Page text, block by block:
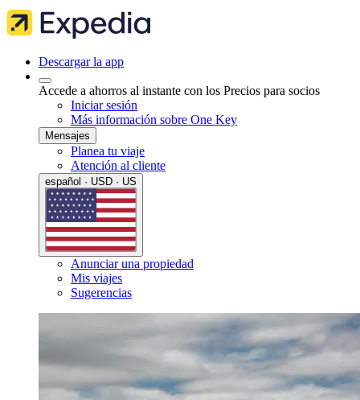
Descargar la app
Accede a ahorros al instante con los Precios para socios
Iniciar sesión
Más información sobre One Key
Mensajes
Planea tu viaje
Atención al cliente
español · USD · US
Anunciar una propiedad
Mis viajes
Sugerencias